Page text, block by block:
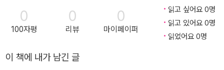
성을 자동화하는 효율적인 흐름. 디자인: 썸네일과 배너로 콘텐츠를
완성하는 마무리 단계. ■ 이제는 '기술'이 아니라 '흐름'이 경쟁력이다
AI 시대에 진짜 실력은 모든 툴을 아는 것이 아니라, 내 일에 꼭 필요
을 덮을 때쯤 여러분은 수많은 선택지 앞에서 망설이는 대신, 자신 있
0
100자평
0
리뷰
0
마이페이퍼
읽고 싶어요 0명
읽고 있어요 0명
읽었어요 0명
이 책에 내가 남긴 글